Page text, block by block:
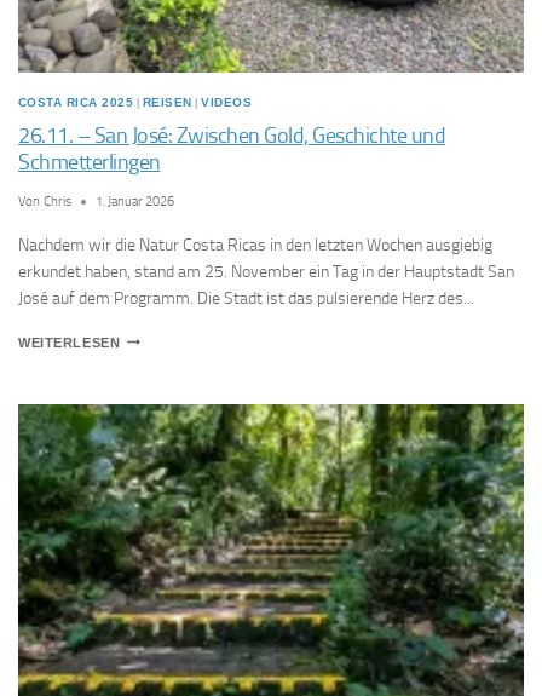
HALBINSEL
COSTA RICA 2025 | REISEN |VIDEOS
26.11. – San José: Zwischen Gold, Geschichte und
Schmetterlingen
Von Chris 1. Januar 2026
Nachdem wir die Natur Costa Ricas in den letzten Wochen ausgiebig
erkundet haben, stand am 25. November ein Tag in der Hauptstadt San
José auf dem Programm. Die Stadt ist das pulsierende Herz des...
WEITERLESEN26.11.
JOSÉ:
ZWISCHEN
GOLD,
GESCHICHTE
UND
SCHMETTERLINGEN